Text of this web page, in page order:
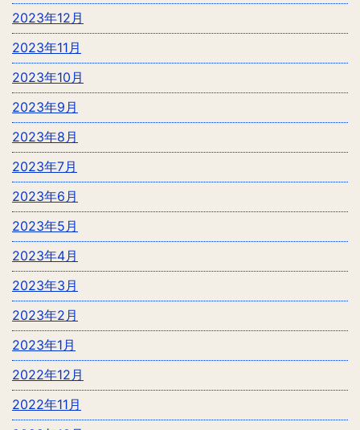
2023年12月
2023年11月
2023年10月
2023年9月
2023年8月
2023年7月
2023年6月
2023年5月
2023年4月
2023年3月
2023年2月
2023年1月
2022年12月
2022年11月